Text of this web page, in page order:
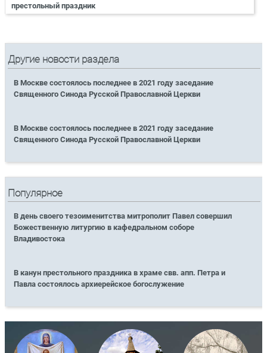
престольный праздник
Другие новости раздела
В Москве состоялось последнее в 2021 году заседание
Священного Синода Русской Православной Церкви
В Москве состоялось последнее в 2021 году заседание
Священного Синода Русской Православной Церкви
Популярное
В день своего тезоименитства митрополит Павел совершил
Божественную литургию в кафедральном соборе
Владивостока
В канун престольного праздника в храме свв. апп. Петра и
Павла состоялось архиерейское богослужение